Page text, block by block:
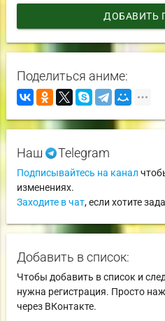
ДОБАВИТЬ
Поделиться аниме:
Наш Telegram
Подписывайтесь на канал
изменениях.
Заходите в чат, если хотите
Добавить в список:
Чтобы добавить в список и
нужна регистрация. Просто
через ВКонтакте.